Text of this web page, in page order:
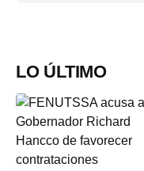
LO ÚLTIMO